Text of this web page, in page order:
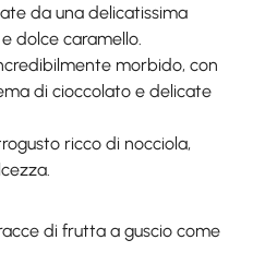
da una delicatissima
dolce caramello.
morbido, con
di cioccolato e delicate
ricco di nocciola,
di frutta a guscio come